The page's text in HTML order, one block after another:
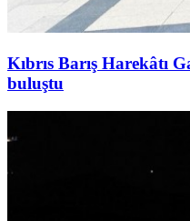
Kıbrıs Barış Harekâtı
buluştu